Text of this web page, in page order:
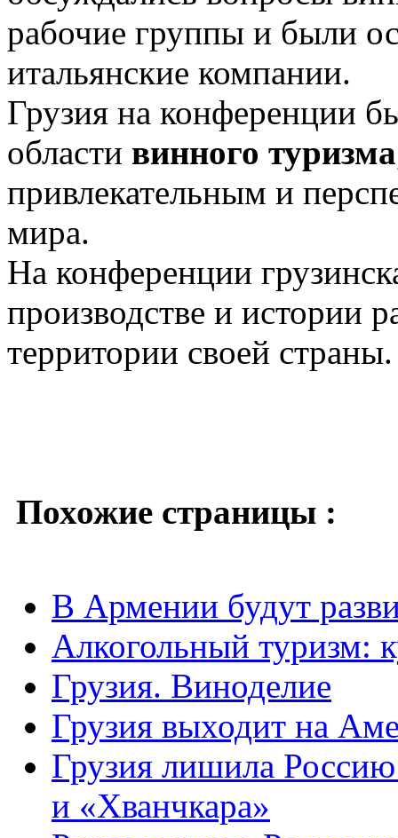
рабочие группы и были
итальянские компании.
Грузия на конференции
области винного туризма
привлекательным и
мира.
На конференции
производстве и истории
территории своей страны.
Похожие страницы :
В Армении будут
Алкогольный туризм:
Грузия. Виноделие
Грузия выходит на
Грузия лишила
и «Хванчкара»